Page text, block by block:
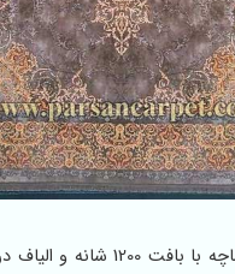
برای سفارش فرش ماشینی